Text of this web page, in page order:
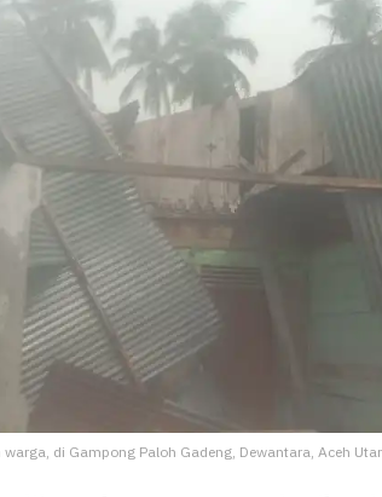
di Gampong Paloh Gadeng, Dewantara, Aceh